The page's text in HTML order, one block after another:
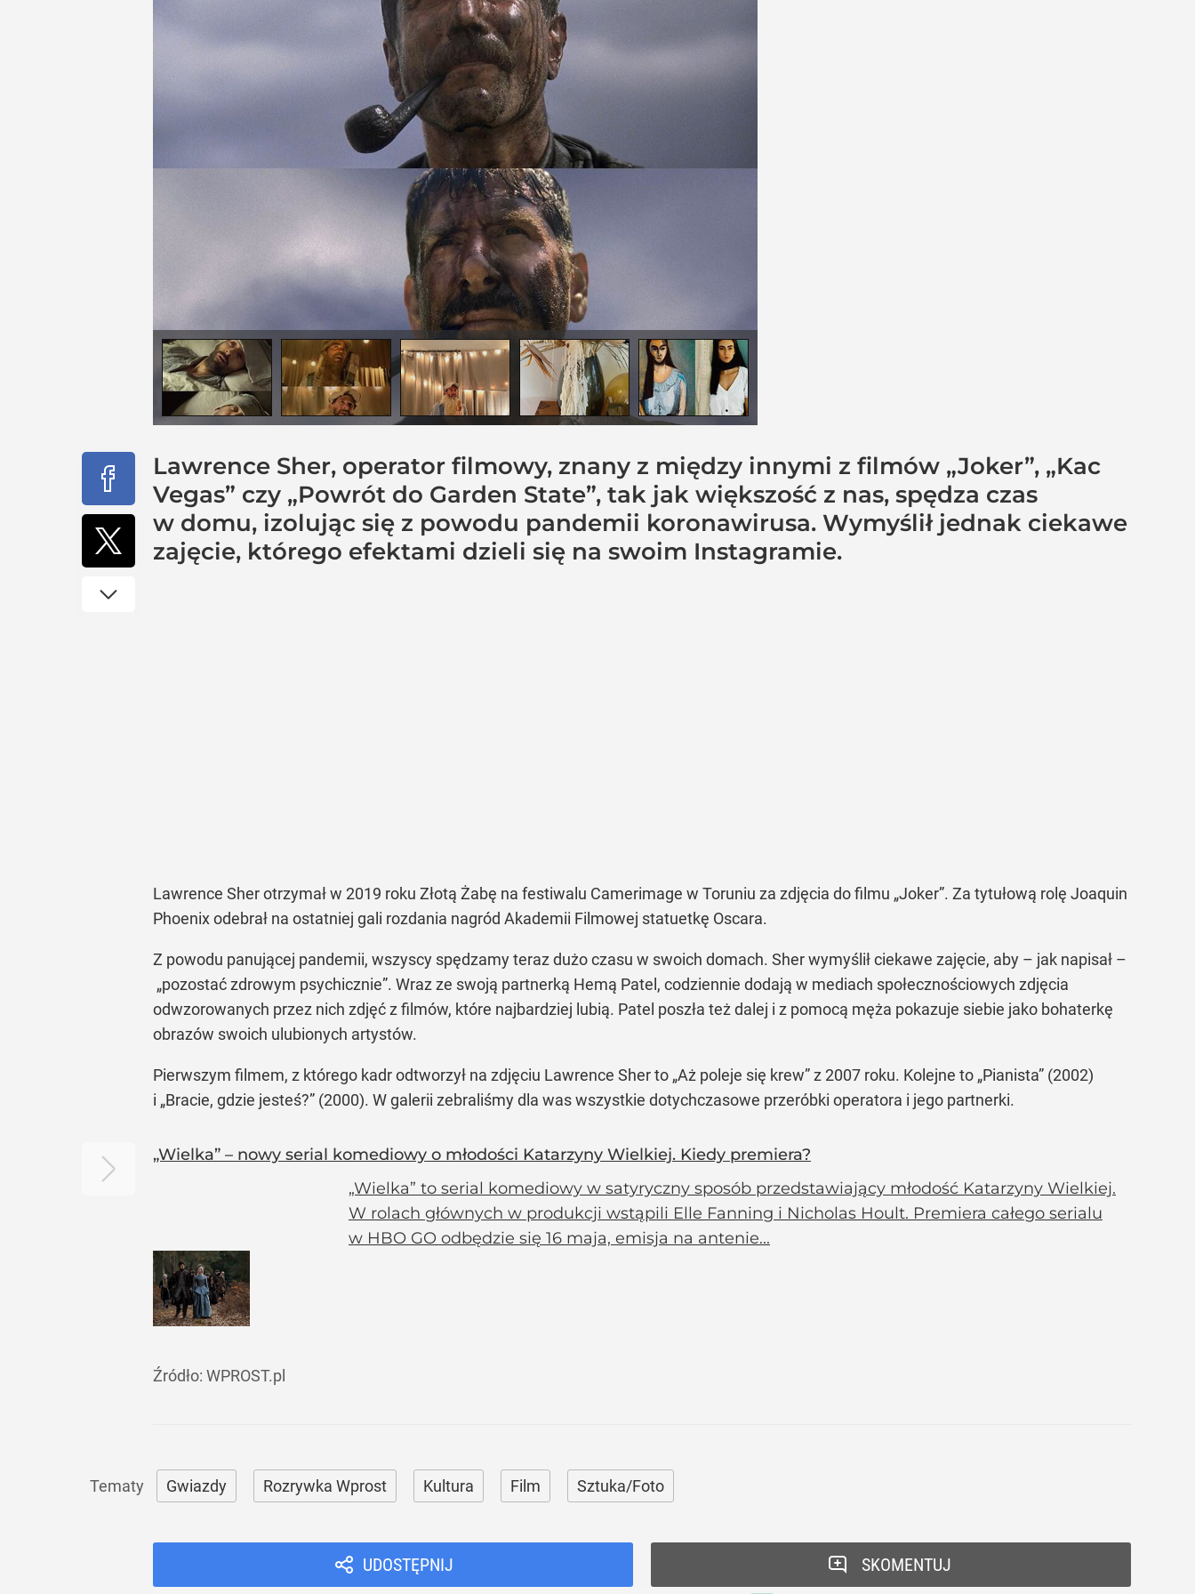
Lawrence Sher, operator filmowy, znany z między innymi z filmów „Joker”, „Kac
Vegas” czy „Powrót do Garden State”, tak jak większość z nas, spędza czas
w domu, izolując się z powodu pandemii koronawirusa. Wymyślił jednak ciekawe
zajęcie, którego efektami dzieli się na swoim Instagramie.
Lawrence Sher otrzymał w 2019 roku Złotą Żabę na festiwalu Camerimage w Toruniu za zdjęcia do filmu „Joker”. Za tytułową rolę Joaquin
Phoenix odebrał na ostatniej gali rozdania nagród Akademii Filmowej statuetkę Oscara.
Z powodu panującej pandemii, wszyscy spędzamy teraz dużo czasu w swoich domach. Sher wymyślił ciekawe zajęcie, aby – jak napisał –
„pozostać zdrowym psychicznie”. Wraz ze swoją partnerką Hemą Patel, codziennie dodają w mediach społecznościowych zdjęcia
odwzorowanych przez nich zdjęć z filmów, które najbardziej lubią. Patel poszła też dalej i z pomocą męża pokazuje siebie jako bohaterkę
obrazów swoich ulubionych artystów.
Pierwszym filmem, z którego kadr odtworzył na zdjęciu Lawrence Sher to „Aż poleje się krew”z 2007 roku. Kolejne to „Pianista” (2002)
i „Bracie, gdzie jesteś?” (2000). W galerii zebraliśmy dla was wszystkie dotychczasowe przeróbki operatora i jego partnerki.
„Wielka” – nowy serial komediowy o młodości Katarzyny Wielkiej. Kiedy premiera?
„Wielka” to serial komediowy w satyryczny sposób przedstawiający młodość Katarzyny Wielkiej.
W rolach głównych w produkcji wstąpili ­Elle Fanning i Nicholas Hoult. Premiera całego serialu
w HBO GO odbędzie się 16 maja, emisja na antenie...
Źródło: WPROST.pl
Gwiazdy Rozrywka Wprost Kultura Film Sztuka/Foto
UDOSTĘPNIJ SKOMENTUJ